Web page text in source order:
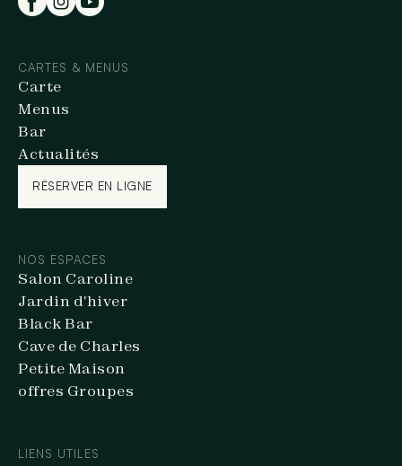
CARTES & MENUS
Carte
Menus
Bar
Actualités
RÉSERVER EN LIGNE
NOS ESPACES
Salon Caroline
Jardin d'hiver
Black Bar
Cave de Charles
Petite Maison
offres Groupes
LIENS UTILES